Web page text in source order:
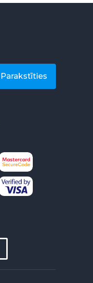
Parakstīties